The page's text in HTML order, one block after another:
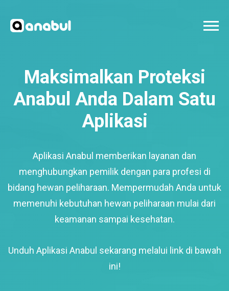
Maksimalkan Proteksi
Anabul Anda Dalam Satu
Aplikasi
Aplikasi Anabul memberikan layanan dan
menghubungkan pemilik dengan para profesi di
bidang hewan peliharaan. Mempermudah Anda untuk
memenuhi kebutuhan hewan peliharaan mulai dari
keamanan sampai kesehatan.
Unduh Aplikasi Anabul sekarang melalui link di bawah
ini!